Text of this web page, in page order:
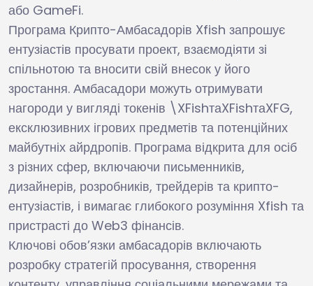
або GameFi.
Програма Крипто-Амбасадорів Xfish запрошує
ентузіастів просувати проект, взаємодіяти зі
спільнотою та вносити свій внесок у його
зростання. Амбасадори можуть отримувати
нагороди у вигляді токенів \XFishтаXFishтаXFG,
ексклюзивних ігрових предметів та потенційних
майбутніх айрдропів. Програма відкрита для осіб
з різних сфер, включаючи письменників,
дизайнерів, розробників, трейдерів та крипто-
ентузіастів, і вимагає глибокого розуміння Xfish та
пристрасті до Web3 фінансів.
Ключові обов’язки амбасадорів включають
розробку стратегій просування, створення